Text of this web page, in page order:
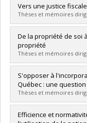
Graduate :Jobin,
Cycle : Doctoral
Grade :Ph. D.
Lien vers le
Vers une justice
Thèses et mémoires
Graduate :Ouellet-
Cycle :Master's
Grade :M.A.
Lien vers le document
De la propriété de soi
propriété
Thèses et mémoires
Graduate :Lajoie,
Cycle :Master's
Grade :M.A.
Lien vers le document
S'opposer à
Québec : une
Thèses et mémoires
Graduate :Bélec,
Efficience et